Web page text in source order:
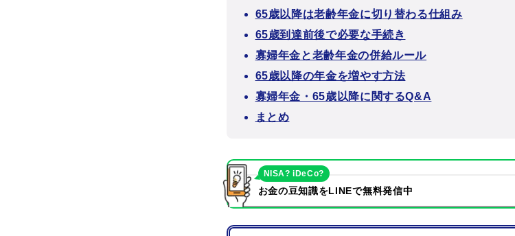
65歳以降は老齢年金に切り替わる仕組み
65歳到達前後で必要な手続き
寡婦年金と老齢年金の併給ルール
65歳以降の年金を増やす方法
寡婦年金・65歳以降に関するQ&A
まとめ
お金の豆知識をLINEで無料発信中
NISA? iDeCo?